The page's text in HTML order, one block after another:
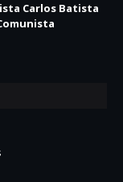
Carlos Batista